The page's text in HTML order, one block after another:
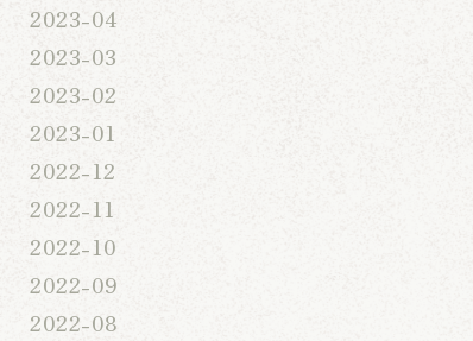
2023-04
2023-03
2023-02
2023-01
2022-12
2022-11
2022-10
2022-09
2022-08